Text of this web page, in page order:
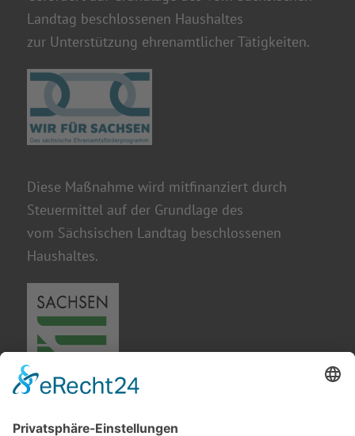
Landtag beschlossenen Haushaltes
zur Unterstützung ehrenamtlicher Tätigkeiten.
Diese Maßnahme wird mitfinanziert durch
Steuermittel auf der Grundlage des
vom Sächsischen Landtag beschlossenen
Haushaltes.